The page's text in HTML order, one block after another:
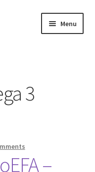
Menu
3
–